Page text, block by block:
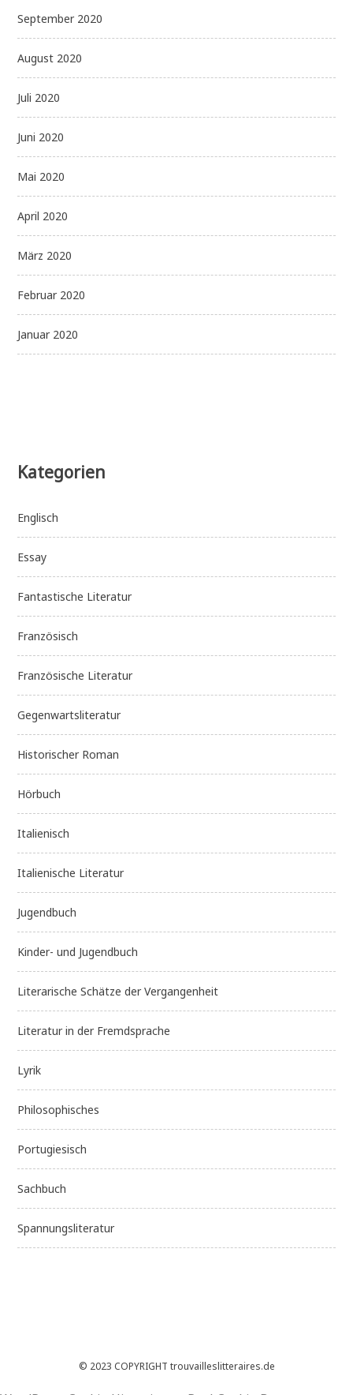
September 2020
August 2020
Juli 2020
Juni 2020
Mai 2020
April 2020
März 2020
Februar 2020
Januar 2020
Kategorien
Englisch
Essay
Fantastische Literatur
Französisch
Französische Literatur
Gegenwartsliteratur
Historischer Roman
Hörbuch
Italienisch
Italienische Literatur
Jugendbuch
Kinder- und Jugendbuch
Literarische Schätze der Vergangenheit
Literatur in der Fremdsprache
Lyrik
Philosophisches
Portugiesisch
Sachbuch
Spannungsliteratur
© 2023 COPYRIGHT trouvailleslitteraires.de